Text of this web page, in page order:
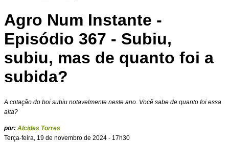
Agro Num Instante -
Episódio 367 - Subiu,
subiu, mas de quanto foi a
subida?
A cotação do boi subiu notavelmente neste ano. Você sabe de quanto foi essa
alta?
por: Alcides Torres
Terça-feira, 19 de novembro de 2024 - 17h30